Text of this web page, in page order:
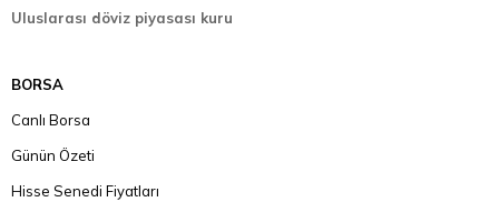
Uluslarası döviz piyasası kuru
BORSA
Canlı Borsa
Günün Özeti
Hisse Senedi Fiyatları